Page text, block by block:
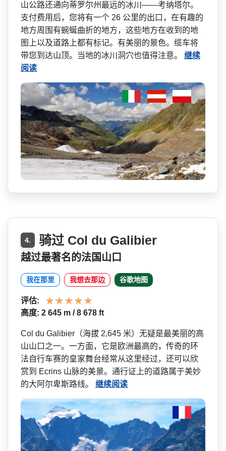
山公路还通向蒂罗尔州最远的冰川——考纳塔尔。
支付费用后，您将有一个 26 公里的出口，在有趣的
地方周­围有蜿蜒曲折的地方，这些地方在收到的地
图上以及道­路上都有标记。有美丽的景色。缆车将
带您到达山顶。­当地的冰川洞穴也值得注意。 继续
阅读
4. 骑过 Col du Galibier
越过最著名的法国山口
我在那里 我想去那边 谷歌地图
评估:
高度: 2 645 m / 8 678 ft
Col du Galibier（海拔 2,645 米）无疑是最美丽的高
山山口­之一。一方面，它是欧洲最高的，传奇的环
法自行车赛­的皇家舞台经常从这里经过，还可以欣
赏到 Ecrins 山脉的美景。通行证上的道路­属于美妙
的大阿尔卑斯路线。 继续阅读